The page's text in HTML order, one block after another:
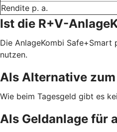
Rendite p. a.
Ist die R+V-
Die AnlageKombi Safe+Smart
nutzen.
Als Alternative
Wie beim Tagesgeld gibt es
Als Geldanlage für